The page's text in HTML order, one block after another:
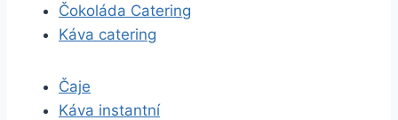
Čokoláda Catering
Káva catering
Čaje
Káva instantní